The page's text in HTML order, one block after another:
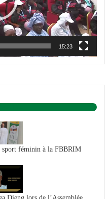
15:23
sport féminin à la FBBRIM